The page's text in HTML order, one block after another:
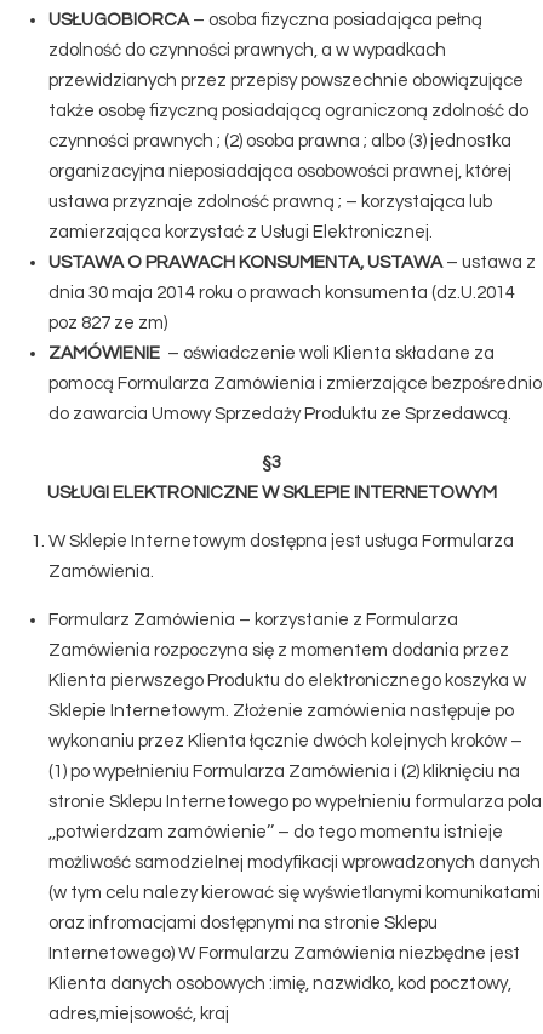
USŁUGOBIORCA – osoba fizyczna posiadająca pełną
zdolność do czynności prawnych, a w wypadkach
przewidzianych przez przepisy powszechnie obowiązujące
także osobę fizyczną posiadającą ograniczoną zdolność do
czynności prawnych ; (2) osoba prawna ; albo (3) jednostka
organizacyjna nieposiadająca osobowości prawnej, której
ustawa przyznaje zdolność prawną ; – korzystająca lub
zamierzająca korzystać z Usługi Elektronicznej.
USTAWA O PRAWACH KONSUMENTA, USTAWA– ustawa z
dnia 30 maja 2014 roku o prawach konsumenta (dz.U.2014
poz 827 ze zm)
ZAMÓWIENIE – oświadczenie woli Klienta składane za
pomocą Formularza Zamówienia i zmierzające bezpośrednio
do zawarcia Umowy Sprzedaży Produktu ze Sprzedawcą.
§3
USŁUGI ELEKTRONICZNE W SKLEPIE INTERNETOWYM
W Sklepie Internetowym dostępna jest usługa Formularza
Zamówienia.
Formularz Zamówienia – korzystanie z Formularza
Zamówienia rozpoczyna się z momentem dodania przez
Klienta pierwszego Produktu do elektronicznego koszyka w
Sklepie Internetowym. Złożenie zamówienia następuje po
wykonaniu przez Klienta łącznie dwóch kolejnych kroków –
(1) po wypełnieniu Formularza Zamówienia i (2) kliknięciu na
stronie Sklepu Internetowego po wypełnieniu formularza pola
,,potwierdzam zamówienie’’ – do tego momentu istnieje
możliwość samodzielnej modyfikacji wprowadzonych danych
(w tym celu nalezy kierować się wyświetlanymi komunikatami
oraz infromacjami dostępnymi na stronie Sklepu
Internetowego) W Formularzu Zamówienia niezbędne jest
Klienta danych osobowych :imię, nazwidko, kod pocztowy,
adres,miejsowość, kraj